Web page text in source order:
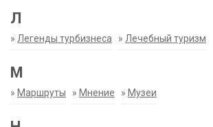
Л
» Легенды турбизнеса » Лечебный туризм
М
» Маршруты » Мнение » Музеи